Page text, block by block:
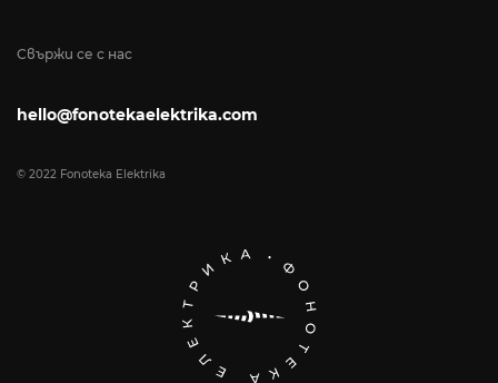
Свържи се с нас
hello@fonotekaelektrika.com
© 2022 Fonoteka Elektrika